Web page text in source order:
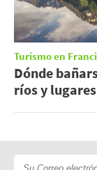
Turismo en
Dónde
ríos y